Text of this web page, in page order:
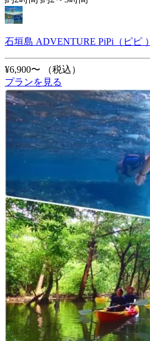
石垣島 ADVENTURE PiPi（ピピ ）
¥6,900〜
（税込）
プランを見る